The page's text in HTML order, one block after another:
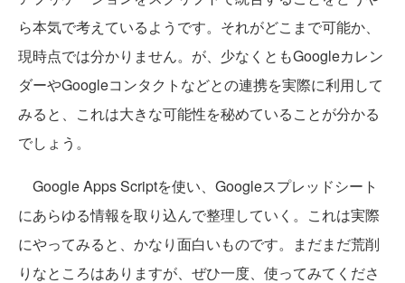
ら本気で考えているようです。それがどこまで可能か、
現時点では分かりません。が、少なくともGoogleカレン
ダーやGoogleコンタクトなどとの連携を実際に利用して
みると、これは大きな可能性を秘めていることが分かる
でしょう。
Google Apps Scriptを使い、Googleスプレッドシート
にあらゆる情報を取り込んで整理していく。これは実際
にやってみると、かなり面白いものです。まだまだ荒削
りなところはありますが、ぜひ一度、使ってみてくださ